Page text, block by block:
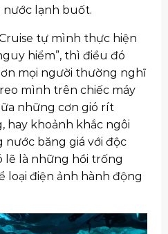
nước lạnh buốt.
tự mình thực hiện
hiểm”, thì điều đó
mọi người thường nghĩ
mình trên chiếc máy
những cơn gió rít
hay khoảnh khắc ngôi
nước băng giá với độc
lẽ là những hồi trống
loại điện ảnh hành động